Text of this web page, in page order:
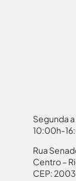
Segunda
10:00h-
Rua
Centro –
CEP: